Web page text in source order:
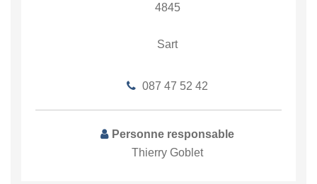
4845
Sart
087 47 52 42
Personne responsable
Thierry Goblet